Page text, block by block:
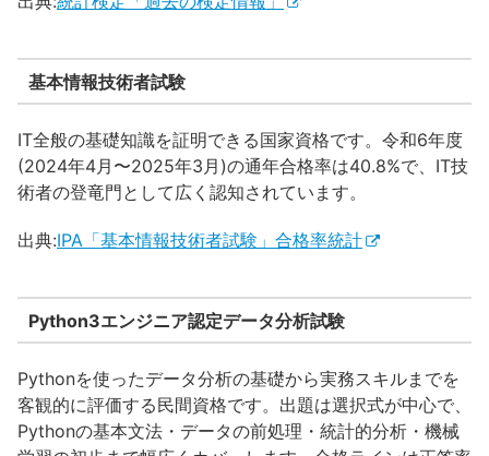
基本情報技術者試験
IT全般の基礎知識を証明できる国家資格です。令和6年度
(2024年4月〜2025年3月)の通年合格率は40.8%で、IT技
術者の登竜門として広く認知されています。
出典:IPA「基本情報技術者試験」合格率統計
Python3エンジニア認定データ分析試験
Pythonを使ったデータ分析の基礎から実務スキルまでを
客観的に評価する民間資格です。出題は選択式が中心で、
Pythonの基本文法・データの前処理・統計的分析・機械